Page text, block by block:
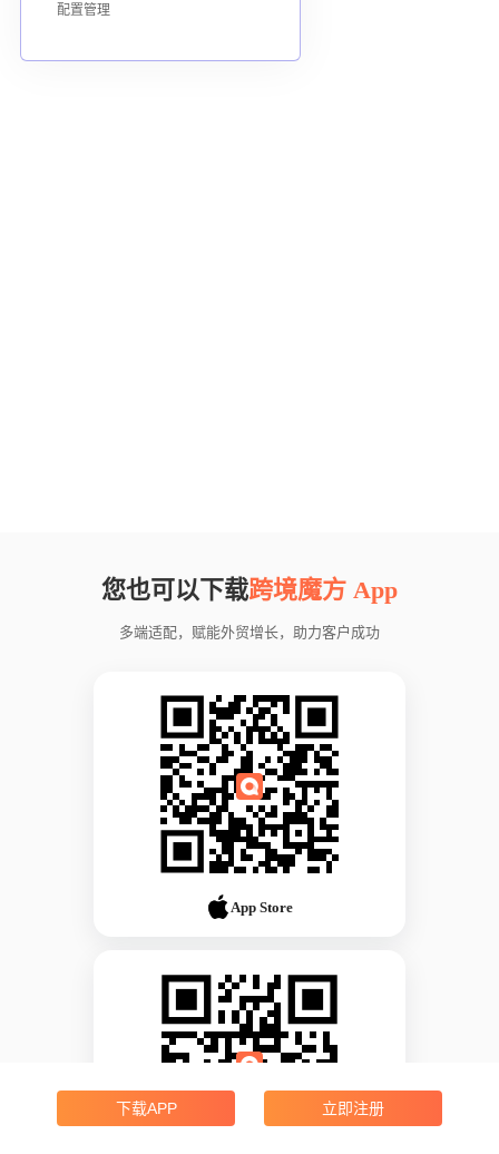
配置管理
您也可以下载跨境魔方 App
多端适配，赋能外贸增长，助力客户成功
App Store
下载APP 立即注册